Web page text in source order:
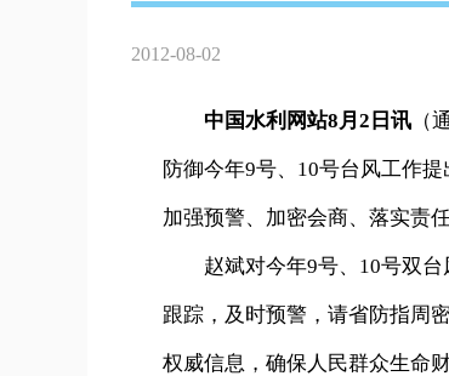
2012-08-02
中国水利网站8月2日讯 （
防御今年9号、10号台风工作
加强预警、加密会商、落实责
赵斌对今年9号、10号双台
跟踪，及时预警，请省防指周
权威信息，确保人民群众生命财